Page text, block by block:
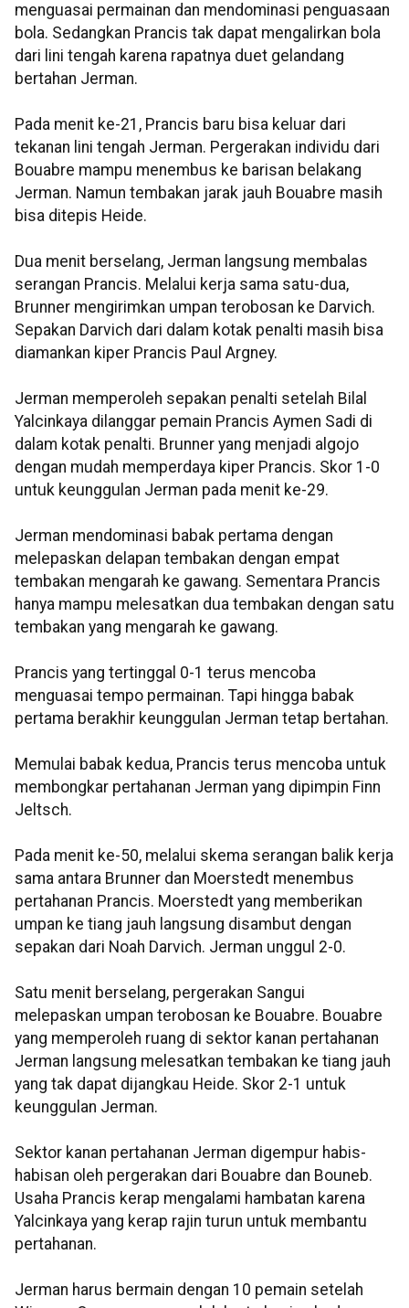
menguasai permainan dan mendominasi penguasaan
bola. Sedangkan Prancis tak dapat mengalirkan bola
dari lini tengah karena rapatnya duet gelandang
bertahan Jerman.
Pada menit ke-21, Prancis baru bisa keluar dari
tekanan lini tengah Jerman. Pergerakan individu dari
Bouabre mampu menembus ke barisan belakang
Jerman. Namun tembakan jarak jauh Bouabre masih
bisa ditepis Heide.
Dua menit berselang, Jerman langsung membalas
serangan Prancis. Melalui kerja sama satu-dua,
Brunner mengirimkan umpan terobosan ke Darvich.
Sepakan Darvich dari dalam kotak penalti masih bisa
diamankan kiper Prancis Paul Argney.
Jerman memperoleh sepakan penalti setelah Bilal
Yalcinkaya dilanggar pemain Prancis Aymen Sadi di
dalam kotak penalti. Brunner yang menjadi algojo
dengan mudah memperdaya kiper Prancis. Skor 1-0
untuk keunggulan Jerman pada menit ke-29.
Jerman mendominasi babak pertama dengan
melepaskan delapan tembakan dengan empat
tembakan mengarah ke gawang. Sementara Prancis
hanya mampu melesatkan dua tembakan dengan satu
tembakan yang mengarah ke gawang.
Prancis yang tertinggal 0-1 terus mencoba
menguasai tempo permainan. Tapi hingga babak
pertama berakhir keunggulan Jerman tetap bertahan.
Memulai babak kedua, Prancis terus mencoba untuk
membongkar pertahanan Jerman yang dipimpin Finn
Jeltsch.
Pada menit ke-50, melalui skema serangan balik kerja
sama antara Brunner dan Moerstedt menembus
pertahanan Prancis. Moerstedt yang memberikan
umpan ke tiang jauh langsung disambut dengan
sepakan dari Noah Darvich. Jerman unggul 2-0.
Satu menit berselang, pergerakan Sangui
melepaskan umpan terobosan ke Bouabre. Bouabre
yang memperoleh ruang di sektor kanan pertahanan
Jerman langsung melesatkan tembakan ke tiang jauh
yang tak dapat dijangkau Heide. Skor 2-1 untuk
keunggulan Jerman.
Sektor kanan pertahanan Jerman digempur habis-
habisan oleh pergerakan dari Bouabre dan Bouneb.
Usaha Prancis kerap mengalami hambatan karena
Yalcinkaya yang kerap rajin turun untuk membantu
pertahanan.
Jerman harus bermain dengan 10 pemain setelah